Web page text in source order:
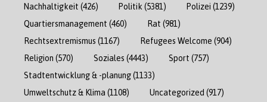
Nachhaltigkeit (426) Politik (5381) Polizei (1239)
Quartiersmanagement (460) Rat (981)
Rechtsextremismus (1167) Refugees Welcome (904)
Religion (570) Soziales (4443) Sport (757)
Stadtentwicklung & -planung(1133)
Umweltschutz & Klima (1108) Uncategorized (917)